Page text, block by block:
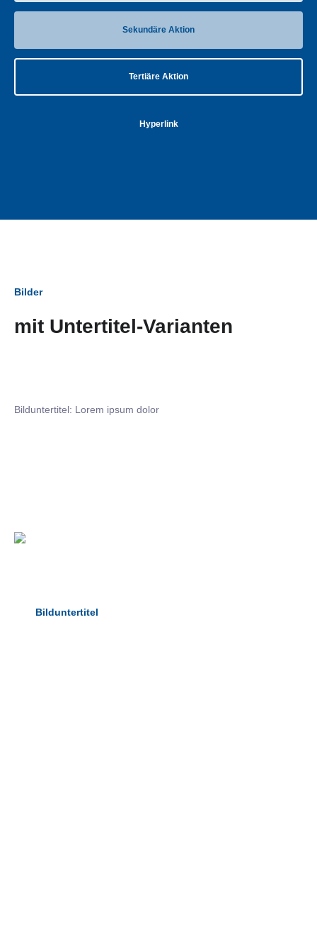
Sekundäre Aktion
Tertiäre Aktion
Hyperlink
Bilder
mit Untertitel-Varianten
Bilduntertitel: Lorem ipsum dolor
Bilduntertitel